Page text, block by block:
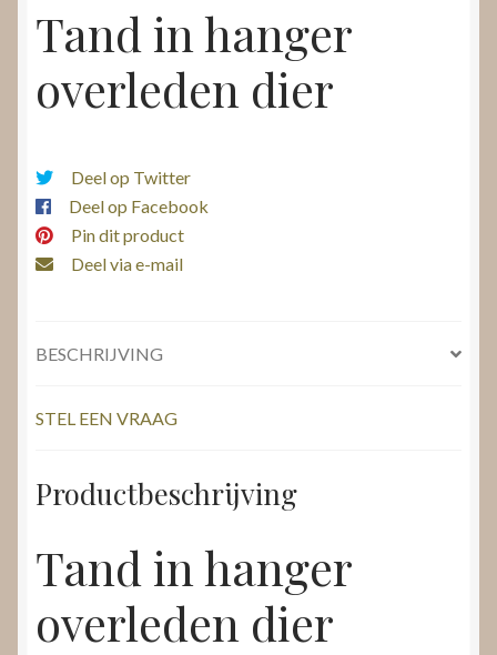
Tand in hanger
overleden dier
Deel op Twitter
Deel op Facebook
Pin dit product
Deel via e-mail
BESCHRIJVING
STEL EEN VRAAG
Productbeschrijving
Tand in hanger
overleden dier